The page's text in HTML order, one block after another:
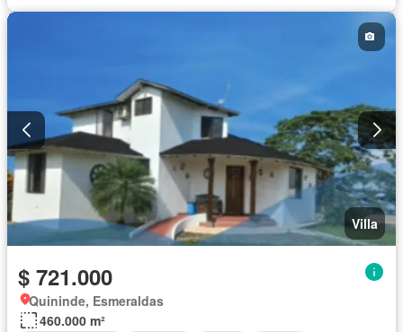
Villa
$ 721.000
Quininde, Esmeraldas
460.000 m²